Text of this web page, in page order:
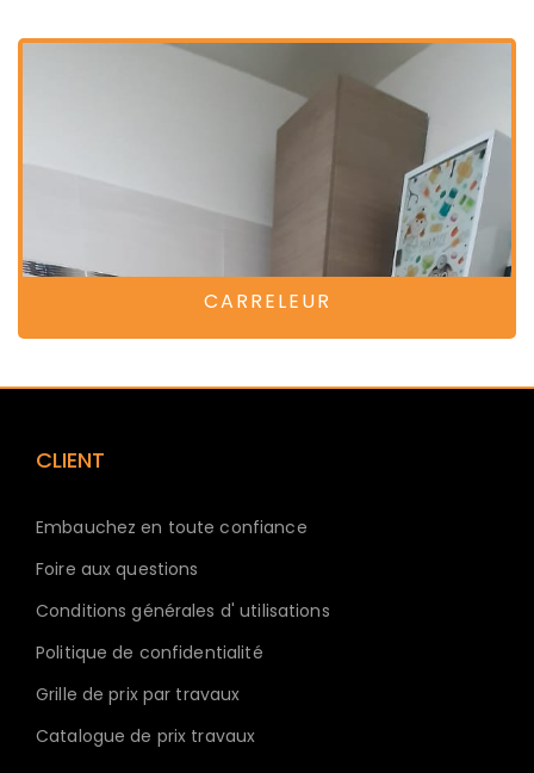
CARRELEUR
CLIENT
Embauchez en toute confiance
Foire aux questions
Conditions générales d' utilisations
Politique de confidentialité
Grille de prix par travaux
Catalogue de prix travaux